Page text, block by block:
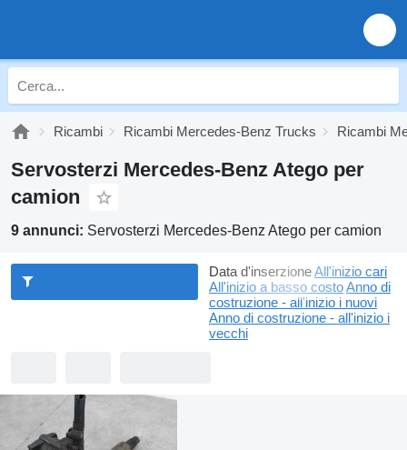
Ricambi Ricambi Mercedes-Benz Trucks Ricambi
Servosterzi Mercedes-Benz Atego per
camion
9 annunci: Servosterzi Mercedes-Benz Atego per camion
Data d'inserzioneAll'inizio cari
All'inizio a basso costoAnno di
costruzione - all'inizio i nuovi
Anno di costruzione - all'inizio i
vecchi